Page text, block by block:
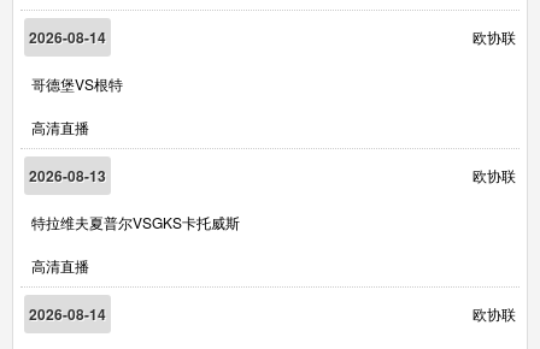
2026-08-14 欧协联
哥德堡VS根特
高清直播
2026-08-13 欧协联
特拉维夫夏普尔VSGKS卡托威斯
高清直播
2026-08-14 欧协联